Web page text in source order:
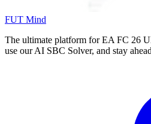
FUT Mind
The ultimate platform for EA FC 26
use our AI SBC Solver, and stay